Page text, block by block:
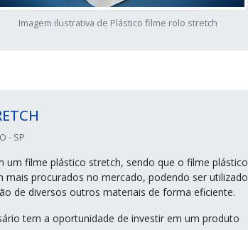
Imagem ilustrativa de Plástico filme rolo stretch
- SP
um filme plástico stretch, sendo que o filme plástico
procurados no mercado, podendo ser utilizado
de diversos outros materiais de forma eficiente.
tem a oportunidade de investir em um produto